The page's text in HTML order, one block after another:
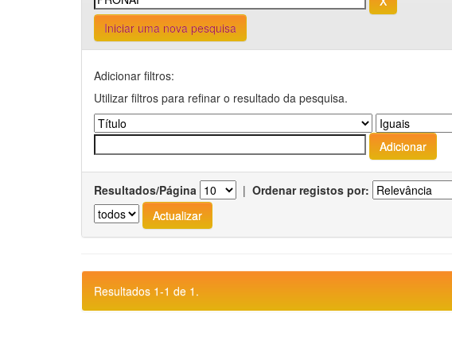
Iniciar uma nova pesquisa
Adicionar filtros:
Utilizar filtros para refinar o resultado da pesquisa.
Resultados/Página | Ordenar registos por:
Resultados 1-1 de 1.